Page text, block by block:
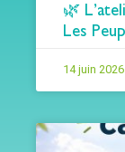
🌿
Les
14 juin 2026